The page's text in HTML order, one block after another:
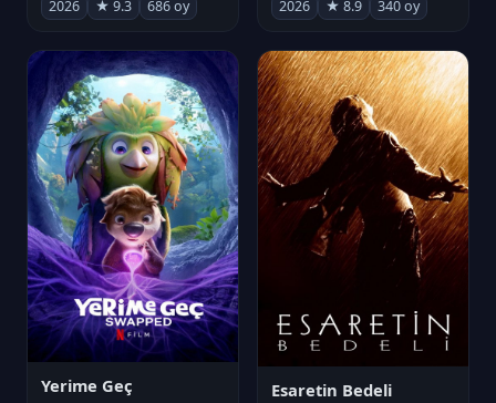
2026 ★ 9.3 686 oy 2026 ★ 8.9 340 oy
Yerime Geç Esaretin Bedeli